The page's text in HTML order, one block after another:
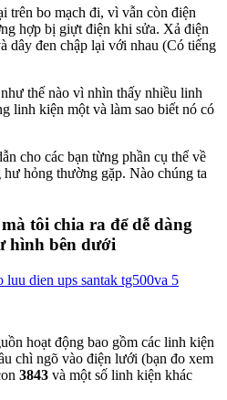
trên bo mạch đi, vì vẫn còn điện
hợp bị giựt điện khi sửa. Xả điện
dây đen chập lại với nhau (Có tiếng
thế nào vì nhìn thấy nhiều linh
linh kiện một và làm sao biết nó có
cho các bạn từng phần cụ thể về
hỏng thường gặp. Nào chúng ta
tôi chia ra để dễ dàng
hình bên dưới
hoạt động bao gồm các linh kiện
chì ngõ vào điện lưới (bạn đo xem
3843 và một số linh kiện khác